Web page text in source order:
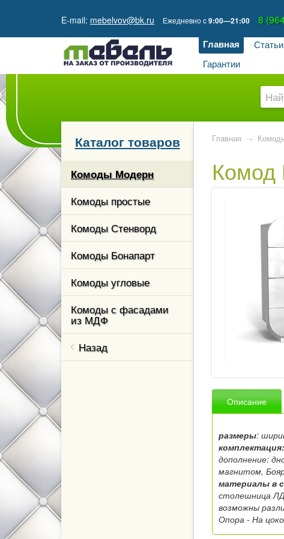
E-mail: mebelvov@bk.ru Ежедневноc9:00—21:00 8
Главная Статьи
Гарантии
Каталог товаров
Комоды Модерн
Комоды простые
Комоды Стенворд
Комоды Бонапарт
Комоды угловые
Комоды с фасадами
из МДФ
Назад
и
Главная →
Комод
Описание
размеры:
комплектация:
дополнение:
магнитом,
материалы в
столешница
возможны
Опора - На